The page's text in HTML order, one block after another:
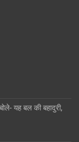
यह बल की बहादुरी,